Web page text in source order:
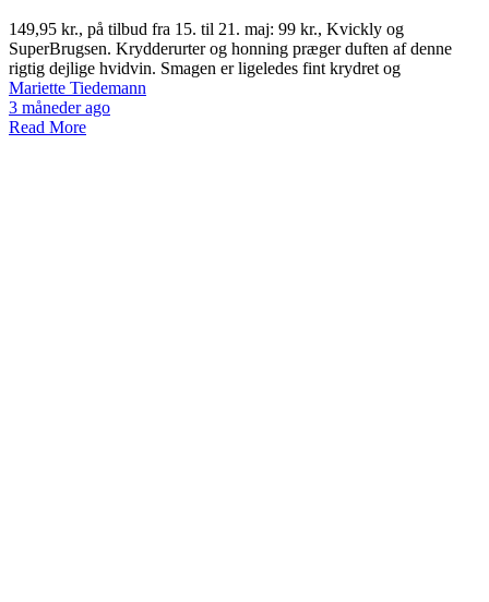
149,95 kr., på tilbud fra 15. til 21. maj: 99 kr., Kvickly og
SuperBrugsen. Krydderurter og honning præger duften af denne
rigtig dejlige hvidvin. Smagen er ligeledes fint krydret og
Mariette Tiedemann
3 måneder ago
Read More